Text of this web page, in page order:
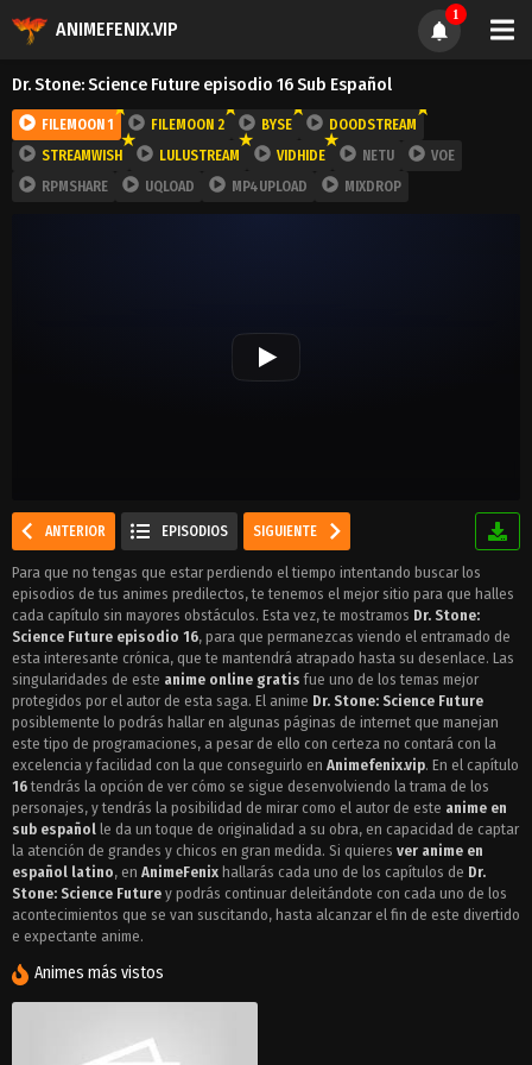
ANIMEFENIX.VIP
1
Dr. Stone: Science Future episodio 16 Sub Español
FILEMOON 1 FILEMOON 2 BYSE
DOODSTREAM
STREAMWISH
LULUSTREAM VIDHIDE NETU
VOE
RPMSHARE
UQLOAD MP4UPLOAD MIXDROP
ANTERIOR EPISODIOS SIGUIENTE
Para que no tengas que estar perdiendo el tiempo intentando buscar los
episodios de tus animes predilectos, te tenemos el mejor sitio para que halles
cada capítulo sin mayores obstáculos. Esta vez, te mostramos Dr. Stone:
Science Future episodio 16, para que permanezcas viendo el entramado de
esta interesante crónica, que te mantendrá atrapado hasta su desenlace. Las
singularidades de este anime online gratis fue uno de los temas mejor
protegidos por el autor de esta saga. El anime Dr. Stone: Science Future
posiblemente lo podrás hallar en algunas páginas de internet que manejan
este tipo de programaciones, a pesar de ello con certeza no contará con la
excelencia y facilidad con la que conseguirlo en Animefenix.vip. En el capítulo
16 tendrás la opción de ver cómo se sigue desenvolviendo la trama de los
personajes, y tendrás la posibilidad de mirar como el autor de este anime en
sub español le da un toque de originalidad a su obra, en capacidad de captar
la atención de grandes y chicos en gran medida. Si quieres ver anime en
español latino, en AnimeFenix hallarás cada uno de los capítulos de Dr.
Stone: Science Future y podrás continuar deleitándote con cada uno de los
acontecimientos que se van suscitando, hasta alcanzar el fin de este divertido
e expectante anime.
Animes más vistos